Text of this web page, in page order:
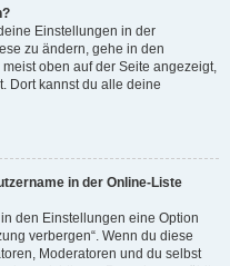
Einstellungen in der
zu ändern, gehe in den
oben auf der Seite angezeigt,
Dort kannst du alle deine
in der Online-Liste
den Einstellungen eine Option
verbergen“. Wenn du diese
Moderatoren und du selbst